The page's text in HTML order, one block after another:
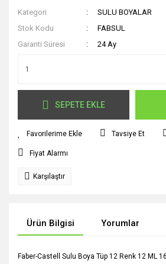
Kategori
SULU BOYALAR
Stok Kodu
FABSUL
Garanti Süresi
24 Ay
SEPETE EKLE
Tavsiye Et
Fiyat Alarmı
Karşılaştır
Ürün Bilgisi Yorumlar
Faber-Castell Sulu Boya Tüp 12 Renk 12 ML